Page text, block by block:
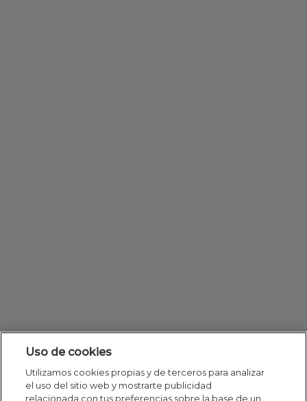
Uso de cookies
Utilizamos cookies propias y de terceros para analizar
el uso del sitio web y mostrarte publicidad
relacionada con tus preferencias sobre la base de un